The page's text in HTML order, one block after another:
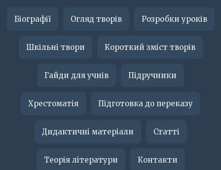
Біографії Огляд творів Розробки уроків
Шкільні твори Короткий зміст творів
Гайди для учнів Підручники
Хрестоматія Підготовка до переказу
Дидактичні матеріали Статті
Теорія літератури Контакти